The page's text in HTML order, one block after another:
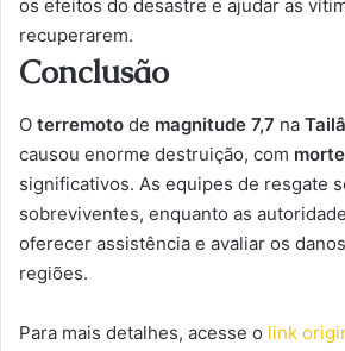
os efeitos do desastre e ajudar as
recuperarem.
Conclusão
O terremoto de magnitude 7,7 na
causou enorme destruição, com
significativos. As equipes de resgate
sobreviventes, enquanto as
oferecer assistência e avaliar os
regiões.
Para mais detalhes, acesse o link